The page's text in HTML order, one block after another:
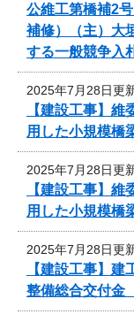
公維工第橋補2
補修）（主）大
する一般競争入
2025年7月28日更
【建設工事】
用した小規模橋
2025年7月28日更
【建設工事】
用した小規模橋
2025年7月28日更
【建設工事】
整備総合交付金